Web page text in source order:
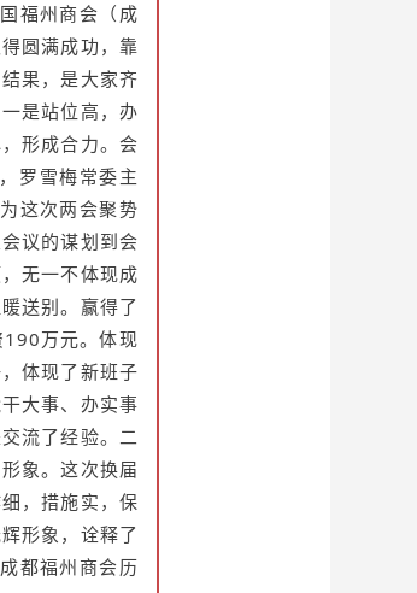
福州商会（成
圆满成功，靠
果，是大家齐
是站位高，办
形成合力。会
罗雪梅常委主
这次两会聚势
议的谋划到会
无一不体现成
送别。赢得了
190万元。体现
体现了新班子
大事、办实事
流了经验。二
象。这次换届
，措施实，保
形象，诠释了
都福州商会历